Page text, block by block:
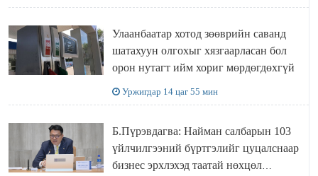
Улаанбаатар хотод зөөврийн саванд
шатахуун олгохыг хязгаарласан бол
орон нутагт ийм хориг мөрдөгдөхгүй
Уржигдар 14 цаг 55 мин
Б.Пүрэвдагва: Найман салбарын 103
үйлчилгээний бүртгэлийг цуцалснаар
бизнес эрхлэхэд таатай нөхцөл